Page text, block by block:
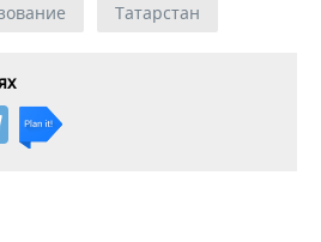
Татарстан